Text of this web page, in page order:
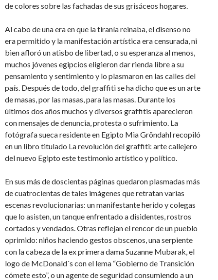
de colores sobre las fachadas de sus grisáceos hogares.
Al cabo de una era en que la tiranía reinaba, el disenso no
era permitido y la manifestación artística era censurada, ni
bien afloró un atisbo de libertad, o su esperanza al menos,
muchos jóvenes egipcios eligieron dar rienda libre a su
pensamiento y sentimiento y lo plasmaron en las calles del
país. Después de todo, del graffiti se ha dicho que es un arte
de masas, por las masas, para las masas. Durante los
últimos dos años muchos y diversos graffitis aparecieron
con mensajes de denuncia, protesta o sufrimiento. La
fotógrafa sueca residente en Egipto Mia Gröndahl recopiló
en un libro titulado La revolución del graffiti: arte callejero
del nuevo Egipto este testimonio artístico y político.
En sus más de doscientas páginas quedaron plasmadas más
de cuatrocientas de tales imágenes que retratan varias
escenas revolucionarias: un manifestante herido y colegas
que lo asisten, un tanque enfrentado a disidentes, rostros
cortados y vendados. Otras reflejan el rencor de un pueblo
oprimido: niños haciendo gestos obscenos, una serpiente
con la cabeza de la ex primera dama Suzanne Mubarak, el
logo de McDonald´s con el lema “Gobierno de Transición
cómete esto”, o un agente de seguridad consumiendo a un